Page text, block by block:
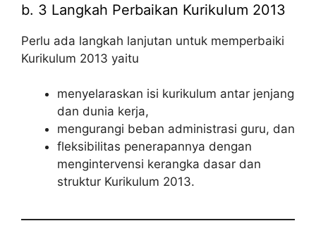
b. 3 Langkah Perbaikan Kurikulum 2013
Perlu ada langkah lanjutan untuk memperbaiki
Kurikulum 2013 yaitu
menyelaraskan isi kurikulum antar jenjang
dan dunia kerja,
mengurangi beban administrasi guru, dan
fleksibilitas penerapannya dengan
mengintervensi kerangka dasar dan
struktur Kurikulum 2013.